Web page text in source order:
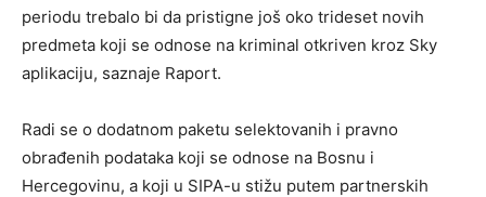
periodu trebalo bi da pristigne još oko trideset novih
predmeta koji se odnose na kriminal otkriven kroz Sky
aplikaciju, saznaje Raport.
Radi se o dodatnom paketu selektovanih i pravno
obrađenih podataka koji se odnose na Bosnu i
Hercegovinu, a koji u SIPA-u stižu putem partnerskih